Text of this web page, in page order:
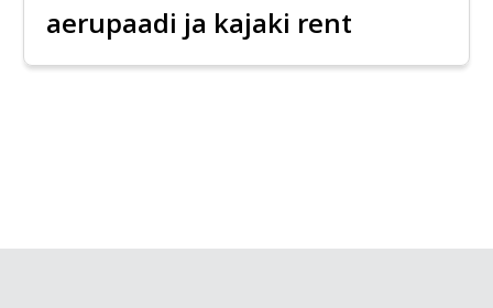
aerupaadi ja kajaki rent